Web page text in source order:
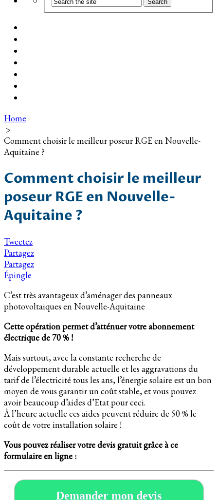
Home
>
Comment choisir le meilleur poseur RGE en Nouvelle-
Aquitaine ?
Comment choisir le meilleur
poseur RGE en Nouvelle-
Aquitaine ?
Tweetez
Partagez
Partagez
Épingle
C’est très avantageux d’aménager des panneaux
photovoltaiques en Nouvelle-Aquitaine
Cette opération permet d’atténuer votre abonnement
électrique de 70 % !
Mais surtout, avec la constante recherche de
développement durable actuelle et les aggravations du
tarif de l’électricité tous les ans, l’énergie solaire est un bon
moyen de vous garantir un coût stable, et vous pouvez
avoir beaucoup d’aides d’Etat pour ceci.
À l’heure actuelle ces aides peuvent réduire de 50 % le
coût de votre installation solaire !
Vous pouvez réaliser votre devis gratuit grâce à ce
formulaire en ligne :
Demander mon devis